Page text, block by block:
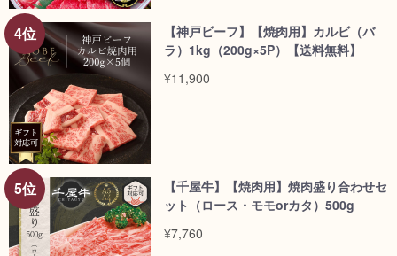
【神戸ビーフ】【焼肉用】カルビ（バ
ラ）1kg（200g×5P）【送料無料】
¥11,900
【千屋牛】【焼肉用】焼肉盛り合わせセ
ット（ロース・モモorカタ）500g
¥7,760